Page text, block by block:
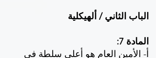
الباب الثاني / ألهيكلية
المادة 7:
أ- الأمين العام هو أعلى سلطة في